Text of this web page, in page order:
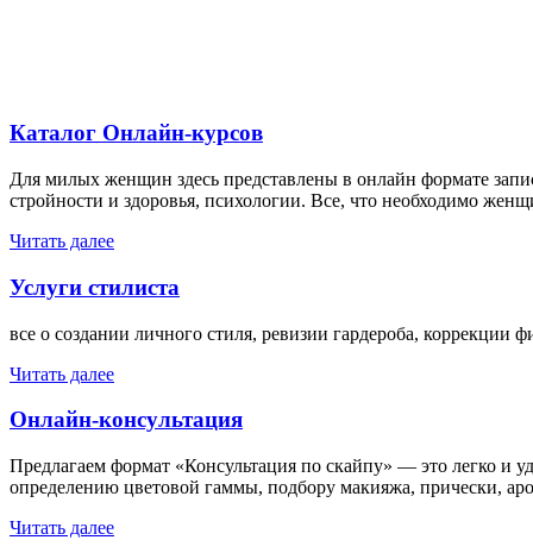
Каталог Онлайн-курсов
Для милых женщин здесь представлены в онлайн формате
стройности и здоровья, психологии. Все, что необходимо
Читать далее
Услуги стилиста
все о создании личного стиля, ревизии гардероба,
Читать далее
Онлайн-консультация
Предлагаем формат «Консультация по скайпу» — это легко и
определению цветовой гаммы, подбору макияжа, прически,
Читать далее